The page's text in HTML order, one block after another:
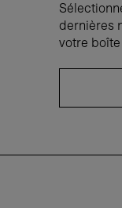
dernières
votre boîte